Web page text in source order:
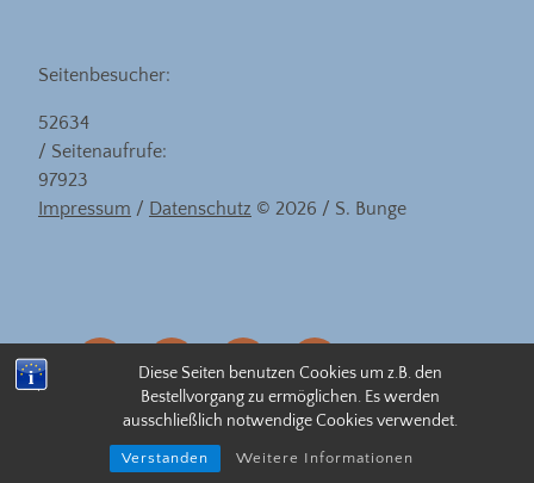
Diese Seiten benutzen Cookies um z.B. den
Bestellvorgang zu ermöglichen. Es werden
ausschließlich notwendige Cookies verwendet.
Verstanden Weitere Informationen
Seitenbesucher:
52634
/ Seitenaufrufe:
97923
Impressum / Datenschutz © 2026 / S. Bunge
Datenschutzerkärung